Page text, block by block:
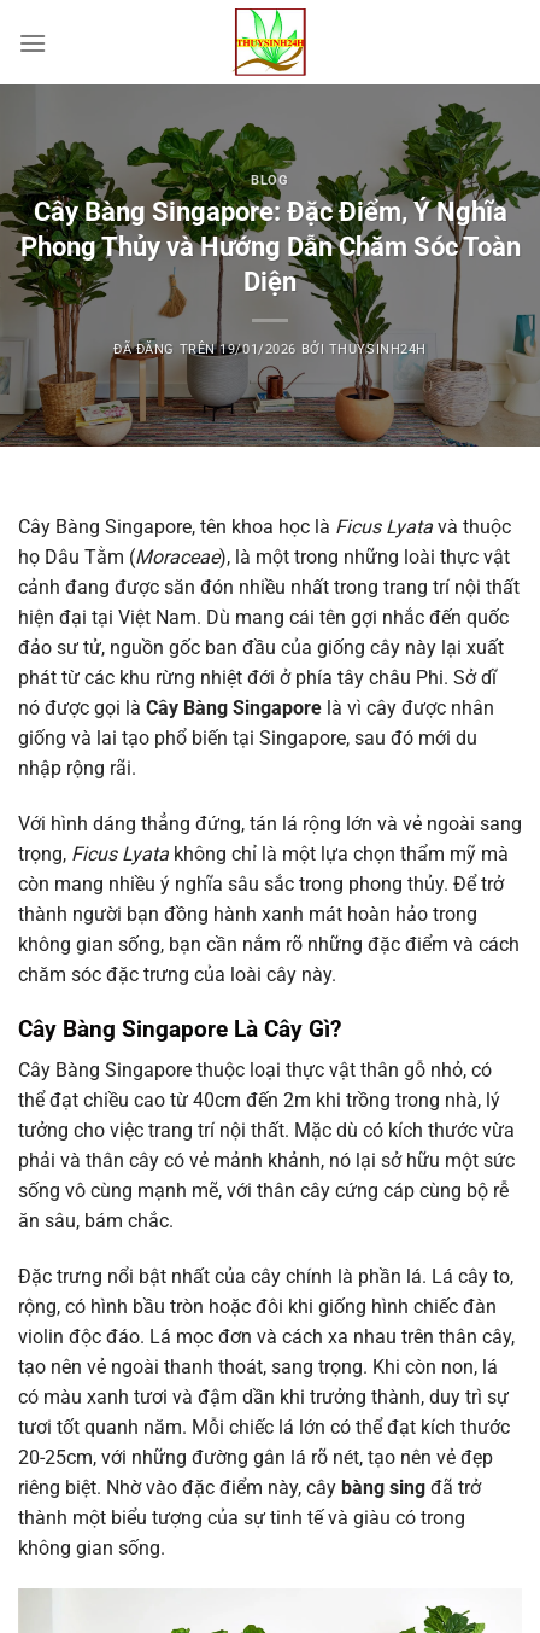
đến
BLOG
Cây Bàng Singapore: Đặc Điểm, Ý Nghĩa
Phong Thủy và Hướng Dẫn Chăm Sóc Toàn
Diện
ĐÃ ĐĂNG TRÊN19/01/2026 BỞI THUYSINH24H
Cây Bàng Singapore, tên khoa học là Ficus Lyata và thuộc
họ Dâu Tằm (Moraceae), là một trong những loài thực vật
cảnh đang được săn đón nhiều nhất trong trang trí nội thất
hiện đại tại Việt Nam. Dù mang cái tên gợi nhắc đến quốc
đảo sư tử, nguồn gốc ban đầu của giống cây này lại xuất
phát từ các khu rừng nhiệt đới ở phía tây châu Phi. Sở dĩ
nó được gọi là Cây Bàng Singapore là vì cây được nhân
giống và lai tạo phổ biến tại Singapore, sau đó mới du
nhập rộng rãi.
Với hình dáng thẳng đứng, tán lá rộng lớn và vẻ ngoài sang
trọng, Ficus Lyata không chỉ là một lựa chọn thẩm mỹ mà
còn mang nhiều ý nghĩa sâu sắc trong phong thủy. Để trở
thành người bạn đồng hành xanh mát hoàn hảo trong
không gian sống, bạn cần nắm rõ những đặc điểm và cách
chăm sóc đặc trưng của loài cây này.
Cây Bàng Singapore Là Cây Gì?
Cây Bàng Singapore thuộc loại thực vật thân gỗ nhỏ, có
thể đạt chiều cao từ 40cm đến 2m khi trồng trong nhà, lý
tưởng cho việc trang trí nội thất. Mặc dù có kích thước vừa
phải và thân cây có vẻ mảnh khảnh, nó lại sở hữu một sức
sống vô cùng mạnh mẽ, với thân cây cứng cáp cùng bộ rễ
ăn sâu, bám chắc.
Đặc trưng nổi bật nhất của cây chính là phần lá. Lá cây to,
rộng, có hình bầu tròn hoặc đôi khi giống hình chiếc đàn
violin độc đáo. Lá mọc đơn và cách xa nhau trên thân cây,
tạo nên vẻ ngoài thanh thoát, sang trọng. Khi còn non, lá
có màu xanh tươi và đậm dần khi trưởng thành, duy trì sự
tươi tốt quanh năm. Mỗi chiếc lá lớn có thể đạt kích thước
20-25cm, với những đường gân lá rõ nét, tạo nên vẻ đẹp
riêng biệt. Nhờ vào đặc điểm này, cây bàng sing đã trở
thành một biểu tượng của sự tinh tế và giàu có trong
không gian sống.